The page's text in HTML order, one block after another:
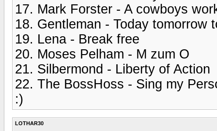
17. Mark Forster - A cowboys
18. Gentleman - Today tomorrow
19. Lena - Break free
20. Moses Pelham - M zum O
21. Silbermond - Liberty of Action
22. The BossHoss - Sing my
:)
LOTHAR30